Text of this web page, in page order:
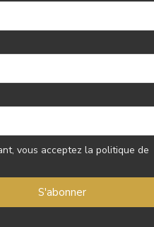
vous acceptez la politique de